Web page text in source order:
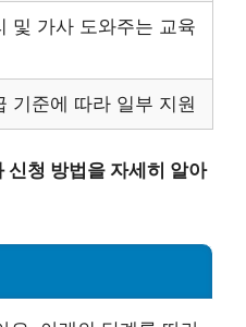
및 가사 도와주는 교육
기준에 따라 일부 지원
신청 방법을 자세히 알아